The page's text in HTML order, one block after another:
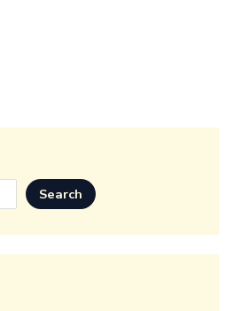
Search